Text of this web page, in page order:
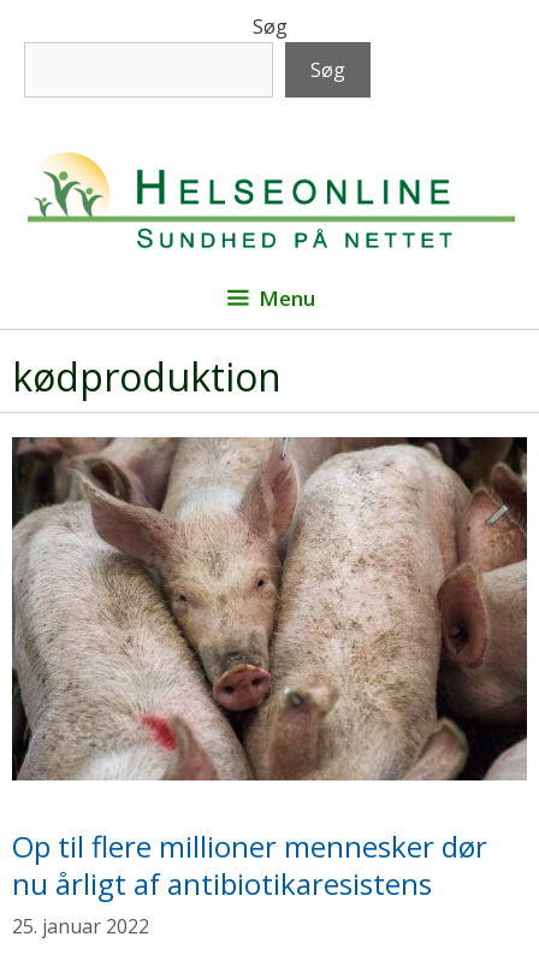
Søg
Søg
Menu
kødproduktion
Op til flere millioner mennesker dør
nu årligt af antibiotikaresistens
25. januar 2022